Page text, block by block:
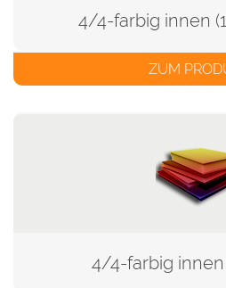
4/4-farbig innen
ZUM
4/4-farbig innen